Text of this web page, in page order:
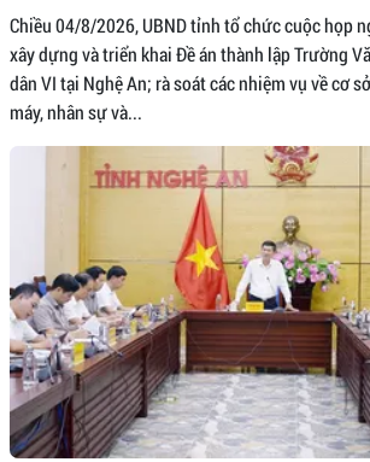
Chiều 04/8/2026, UBND tỉnh tổ chức cuộc họp
xây dựng và triển khai Đề án thành lập Trường
dân VI tại Nghệ An; rà soát các nhiệm vụ về cơ
máy, nhân sự và...